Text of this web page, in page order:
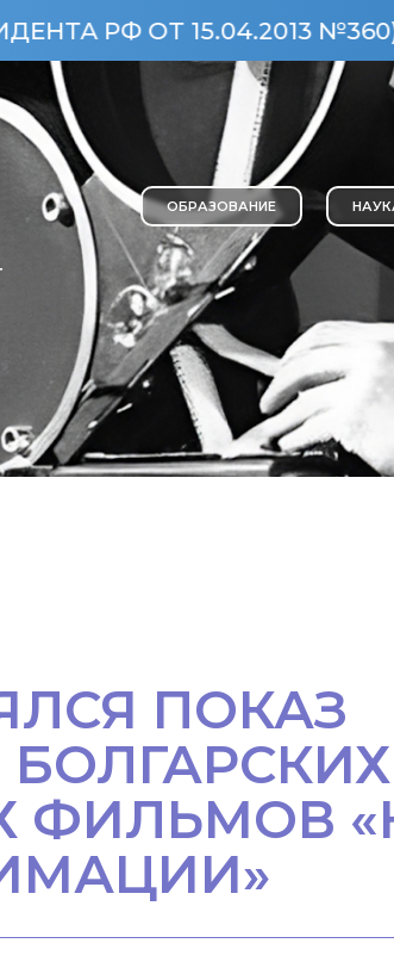
15.04.2013 №360)
ОБРАЗОВАНИЕ
ПОКАЗ